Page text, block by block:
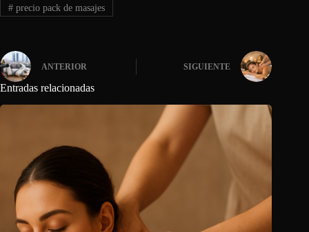
#precio pack de masajes
ANTERIOR SIGUIENTE
Entradas relacionadas